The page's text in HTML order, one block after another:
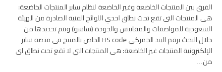
الفرق بين المنتجات الخاضعة وغير الخاضعة لنظام سابر المنتجات الخاضعة:
هى المنتجات التى تقع تحت نطاق احدي اللوائح الفنية الصادرة من الهيئة
السعودية للمواصفات والمقاييس والجودة (ساسو) ويتم تحديدها من
خلال البحث برقم البند الجمركي HS code الخاص بالمنتج فى منصة سابر
الإلكترونية المنتجات غير الخاضعة: هى المنتجات التي لا تقع تحت نطاق اى
من…